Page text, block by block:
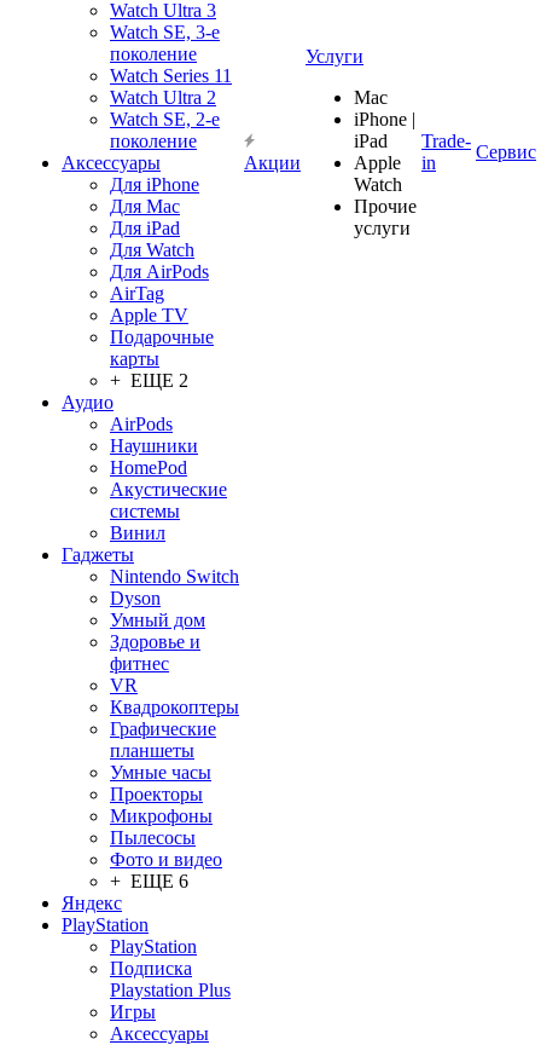
Watch Ultra 3
Watch SE, 3-е
поколение
Watch Series 11
Watch Ultra 2
Watch SE, 2-е
поколение
Аксессуары
Для iPhone
Для Mac
Для iPad
Для Watch
Для AirPods
AirTag
Apple TV
Подарочные
карты
+ ЕЩЕ 2
Аудио
AirPods
Наушники
HomePod
Акустические
системы
Винил
Гаджеты
Nintendo Switch
Dyson
Умный дом
Здоровье и
фитнес
VR
Квадрокоптеры
Графические
планшеты
Умные часы
Проекторы
Микрофоны
Пылесосы
Фото и видео
+ ЕЩЕ 6
Яндекс
PlayStation
PlayStation
Подписка
Playstation Plus
Игры
Аксессуары
Акции
Услуги
Mac
iPhone |
iPad
Apple
Watch
Прочие
услуги
Trade-
in
Сервис